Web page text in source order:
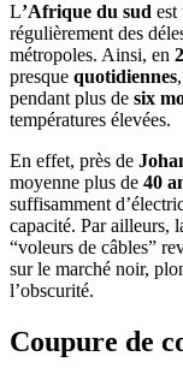
L’Afrique du sud est
régulièrement des
métropoles. Ainsi, en
presque quotidiennes
pendant plus de six
températures élevées.
En effet, près de
moyenne plus de 40
suffisamment
capacité. Par ailleurs,
“voleurs de câbles”
sur le marché noir,
l’obscurité.
Coupure de